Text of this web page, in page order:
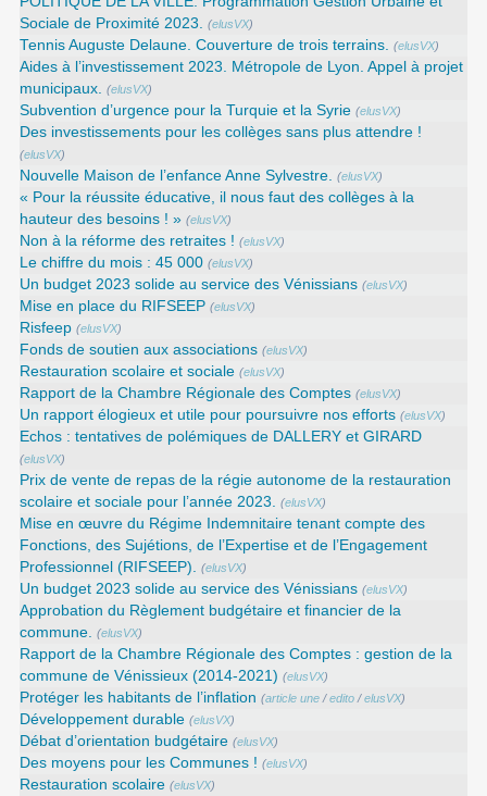
Sociale de Proximité 2023.
(elusVX)
Tennis Auguste Delaune. Couverture de trois terrains. (elusVX)
Aides à l’investissement 2023. Métropole de Lyon. Appel à projet
municipaux.
(elusVX)
Subvention d’urgence pour la Turquie et la Syrie (elusVX)
Des investissements pour les collèges sans plus attendre !
(elusVX)
Nouvelle Maison de l’enfance Anne Sylvestre. (elusVX)
« Pour la réussite éducative, il nous faut des collèges à la
hauteur des besoins ! » (elusVX)
Non à la réforme des retraites ! (elusVX)
Le chiffre du mois : 45 000 (elusVX)
Un budget 2023 solide au service des Vénissians (elusVX)
Mise en place du RIFSEEP (elusVX)
Risfeep (elusVX)
Fonds de soutien aux associations (elusVX)
Restauration scolaire et sociale (elusVX)
Rapport de la Chambre Régionale des Comptes (elusVX)
Un rapport élogieux et utile pour poursuivre nos efforts (elusVX)
Echos : tentatives de polémiques de DALLERY et GIRARD
(elusVX)
Prix de vente de repas de la régie autonome de la restauration
scolaire et sociale pour l’année 2023.
(elusVX)
Mise en œuvre du Régime Indemnitaire tenant compte des
Fonctions, des Sujétions, de l’Expertise et de l’Engagement
Professionnel (RIFSEEP).
(elusVX)
Un budget 2023 solide au service des Vénissians (elusVX)
Approbation du Règlement budgétaire et financier de la
commune.
(elusVX)
Rapport de la Chambre Régionale des Comptes : gestion de la
commune de Vénissieux (2014-2021) (elusVX)
Protéger les habitants de l’inflation (article une /edito /elusVX)
Développement durable (elusVX)
Débat d’orientation budgétaire (elusVX)
Des moyens pour les Communes ! (elusVX)
Restauration scolaire (elusVX)